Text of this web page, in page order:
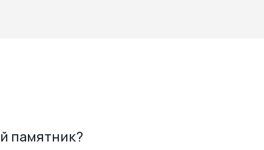
памятник?